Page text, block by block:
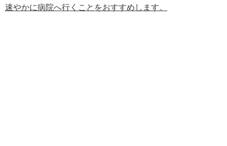
速やかに病院へ行くことをおすすめします。